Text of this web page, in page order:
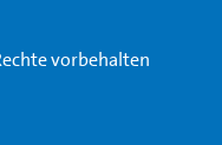
vorbehalten